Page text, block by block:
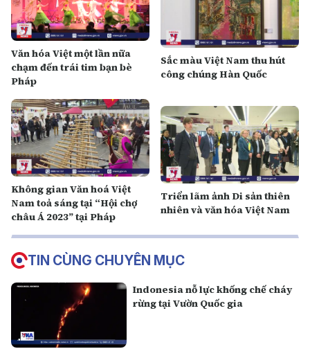
Văn hóa Việt một lần nữa
chạm đến trái tim bạn bè
Pháp
Sắc màu Việt Nam thu hút
công chúng Hàn Quốc
Không gian Văn hoá Việt
Nam toả sáng tại “Hội chợ
châu Á 2023” tại Pháp
Triển lãm ảnh Di sản thiên
nhiên và văn hóa Việt Nam
TIN CÙNG CHUYÊN MỤC
Indonesia nỗ lực khống chế cháy
rừng tại Vườn Quốc gia